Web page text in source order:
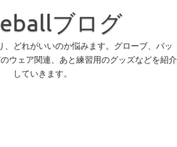
ブログ
、どれがいいのか悩みます。グローブ、バッ
ウェア関連、あと練習用のグッズなどを紹介
していきます。